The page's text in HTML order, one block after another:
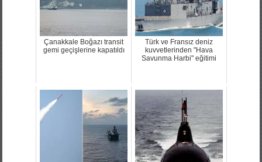
Çanakkale Boğazı transit
gemi geçişlerine kapatıldı
Türk ve Fransız deniz
kuvvetlerinden "Hava
Savunma Harbi" eğitimi